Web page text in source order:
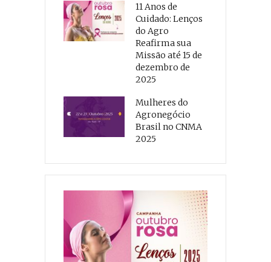
11 Anos de
Cuidado: Lenços
do Agro
Reafirma sua
Missão até 15 de
dezembro de
2025
Mulheres do
Agronegócio
Brasil no CNMA
2025